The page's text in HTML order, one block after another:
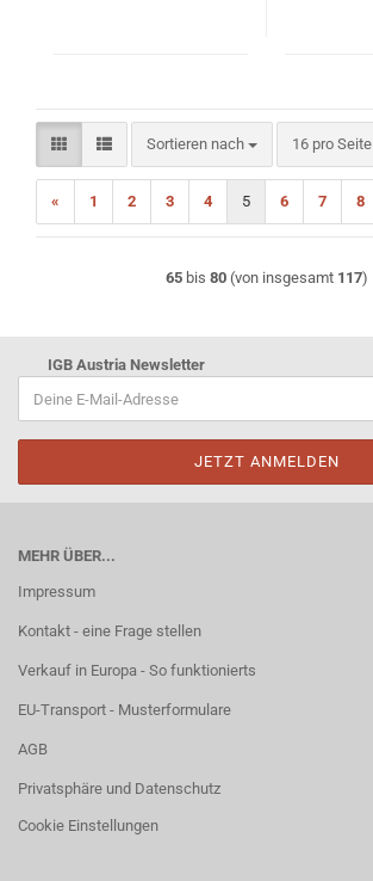
Sortieren nach
Sortieren nach 16 pro Seite
pro Seite
« 1 2 3 4 5 6 7 8
65 bis 80 (von insgesamt 117)
IGB Austria Newsletter
MEHR ÜBER...
Impressum
Kontakt - eine Frage stellen
Verkauf in Europa - So funktionierts
EU-Transport - Musterformulare
AGB
Privatsphäre und Datenschutz
Cookie Einstellungen